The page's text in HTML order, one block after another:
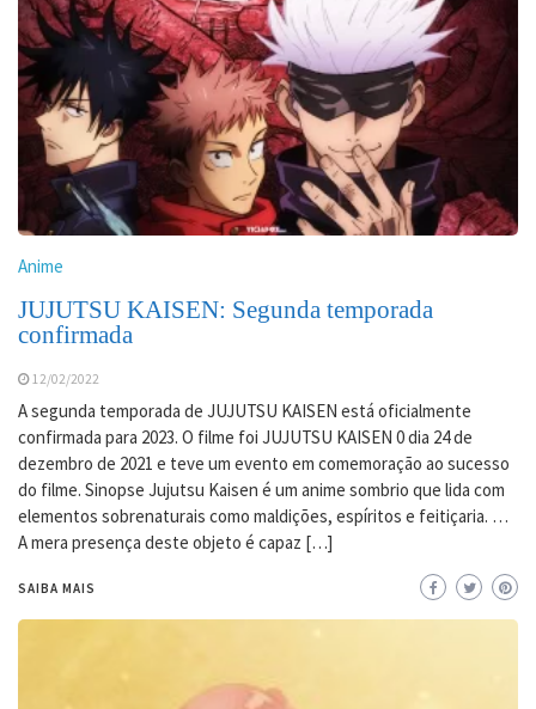
Anime
JUJUTSU KAISEN: Segunda temporada
confirmada
12/02/2022
A segunda temporada de JUJUTSU KAISEN está oficialmente
confirmada para 2023. O filme foi JUJUTSU KAISEN 0 dia 24 de
dezembro de 2021 e teve um evento em comemoração ao sucesso
do filme. Sinopse Jujutsu Kaisen é um anime sombrio que lida com
elementos sobrenaturais como maldições, espíritos e feitiçaria. …
A mera presença deste objeto é capaz […]
SAIBA MAIS